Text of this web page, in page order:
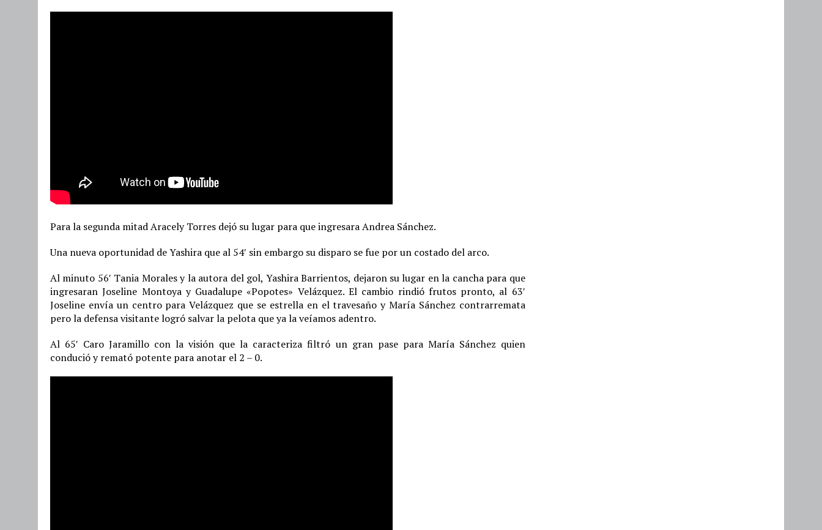
Para la segunda mitad Aracely Torres dejó su lugar para que ingresara Andrea Sánchez.
Una nueva oportunidad de Yashira que al 54′ sin embargo su disparo se fue por un costado del arco.
Al minuto 56′ Tania Morales y la autora del gol, Yashira Barrientos, dejaron su lugar en la cancha para que
ingresaran Joseline Montoya y Guadalupe «Popotes» Velázquez. El cambio rindió frutos pronto, al 63′
Joseline envía un centro para Velázquez que se estrella en el travesaño y María Sánchez contrarremata
pero la defensa visitante logró salvar la pelota que ya la veíamos adentro.
Al 65′ Caro Jaramillo con la visión que la caracteriza filtró un gran pase para María Sánchez quien
condució y remató potente para anotar el 2 – 0.